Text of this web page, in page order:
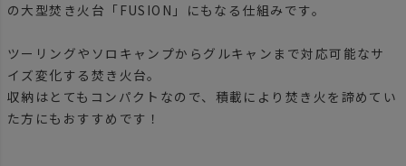
の大型焚き火台「FUSION」にもなる仕組みです。
ツーリングやソロキャンプからグルキャンまで対応可能なサ
イズ変化する焚き火台。
収納はとてもコンパクトなので、積載により焚き火を諦めてい
た方にもおすすめです！